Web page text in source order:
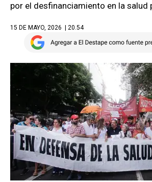
por el desfinanciamiento en la salud
15 DE MAYO, 2026 | 20.54